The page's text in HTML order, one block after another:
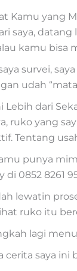
Kamu yang
saya,
kamu
survei,
udah
Lebih dari
ruko yang
Tentang
punya
di 0852 8261
lewatin
ruko itu
lagi
cerita saya